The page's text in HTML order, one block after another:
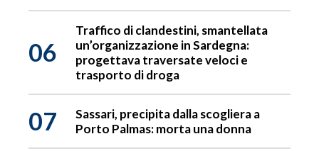
06
Traffico di clandestini, smantellata
un’organizzazione in Sardegna:
progettava traversate veloci e
trasporto di droga
07
Sassari, precipita dalla scogliera a
Porto Palmas: morta una donna